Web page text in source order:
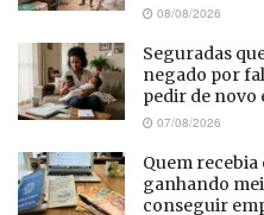
08/08/2026
Seguradas
negado por
pedir de novo
07/08/2026
Quem
ganhando
conseguir